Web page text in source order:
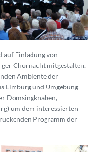
auf Einladung von
Chornacht mitgestalten.
Ambiente der
Limburg und Umgebung
Domsingknaben,
um dem interessierten
Programm der